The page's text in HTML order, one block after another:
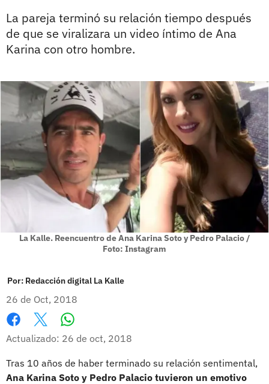
La pareja terminó su relación tiempo después
de que se viralizara un video íntimo de Ana
Karina con otro hombre.
La Kalle. Reencuentro de Ana Karina Soto y Pedro Palacio /
Foto: Instagram
Por: Redacción digital La Kalle
26 de Oct, 2018
Facebook
X
Actualizado: 26 de oct, 2018
Tras 10 años de haber terminado su relación sentimental,
Ana Karina Soto y Pedro Palacio tuvieron un emotivo